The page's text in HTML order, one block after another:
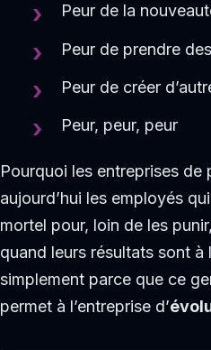
Peur de la
Peur de prendre
Peur de créer
Peur, peur, peur
Pourquoi les entreprises
aujourd’hui les employés
mortel pour, loin de les
quand leurs résultats sont à
simplement parce que ce
permet à l’entreprise d’